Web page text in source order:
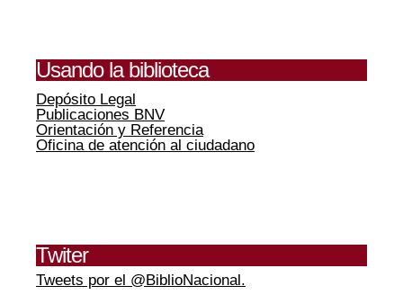
Usando la biblioteca
Depósito Legal
Publicaciones BNV
Orientación y Referencia
Oficina de atención al ciudadano
Twiter
Tweets por el @BiblioNacional.